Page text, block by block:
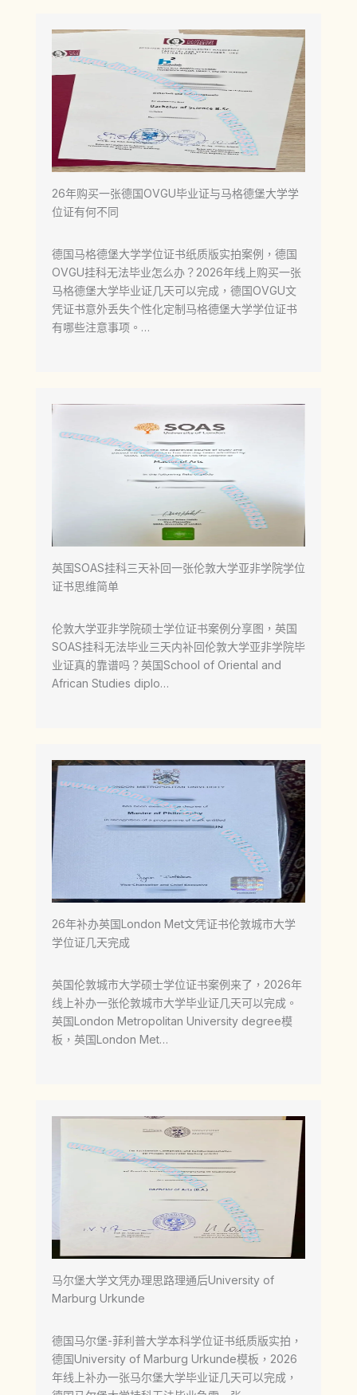
26年购买一张德国OVGU毕业证与马格德堡大学学
位证有何不同
德国马格德堡大学学位证书纸质版实拍案例，德国
OVGU挂科无法毕业怎么办？2026年线上购买一张
马格德堡大学毕业证几天可以完成，德国OVGU文
凭证书意外丢失个性化定制马格德堡大学学位证书
有哪些注意事项。…
英国SOAS挂科三天补回一张伦敦大学亚非学院学位
证书思维简单
伦敦大学亚非学院硕士学位证书案例分享图，英国
SOAS挂科无法毕业三天内补回伦敦大学亚非学院毕
业证真的靠谱吗？英国School of Oriental and
African Studies diplo…
26年补办英国London Met文凭证书伦敦城市大学
学位证几天完成
英国伦敦城市大学硕士学位证书案例来了，2026年
线上补办一张伦敦城市大学毕业证几天可以完成。
英国London Metropolitan University degree模
板，英国London Met…
马尔堡大学文凭办理思路理通后University of
Marburg Urkunde
德国马尔堡-菲利普大学本科学位证书纸质版实拍，
德国University of Marburg Urkunde模板，2026
年线上补办一张马尔堡大学毕业证几天可以完成，